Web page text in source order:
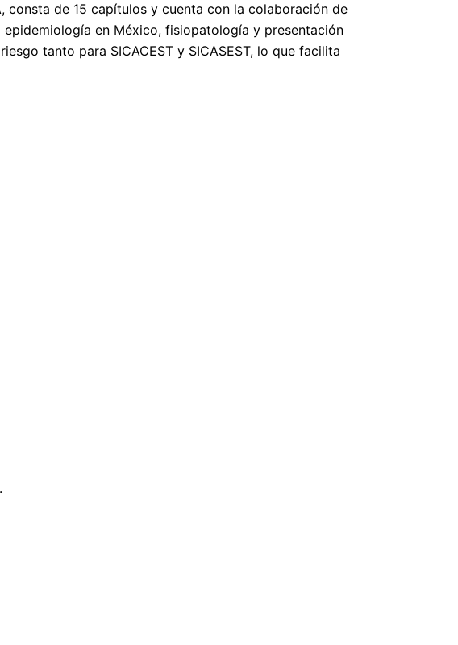
consta de 15 capítulos y cuenta con la colaboración de
en México, fisiopatología y presentación
tanto para SICACEST y SICASEST, lo que facilita